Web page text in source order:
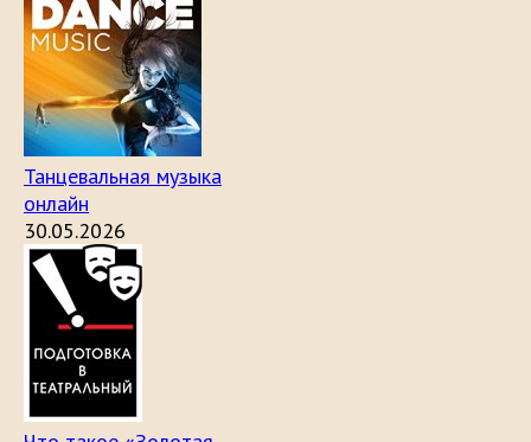
Танцевальная музыка
онлайн
30.05.2026